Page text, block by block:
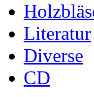
Literatur
Diverse
CD